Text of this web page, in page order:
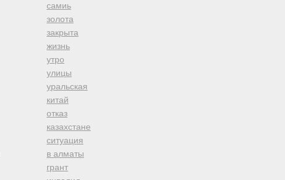
самиь
золота
закрыта
жизнь
утро
улицы
уральская
китай
отказ
казахстане
ситуация
в алматы
грант